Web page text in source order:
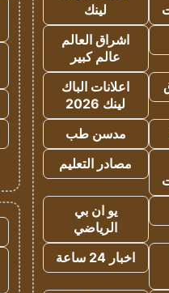
لينك
اشراق العالم
عالم كبير
اعلانات الباك
لينك 2026
مدسن طب
مصادر التعليم
يو ان بي
الرياضي
اخبار 24 ساعة